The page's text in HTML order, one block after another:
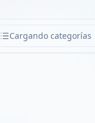
Cargando categorías
CATEGORÍAS